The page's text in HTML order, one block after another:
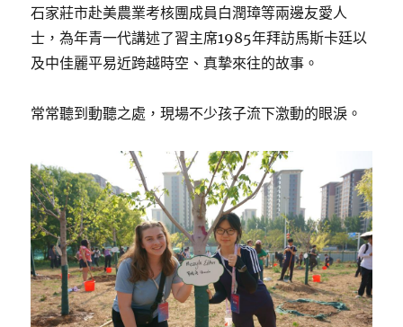
石家莊市赴美農業考核團成員白潤璋等兩邊友愛人
士，為年青一代講述了習主席1985年拜訪馬斯卡廷以
及中佳麗平易近跨越時空、真摯來往的故事。
常常聽到動聽之處，現場不少孩子流下激動的眼淚。